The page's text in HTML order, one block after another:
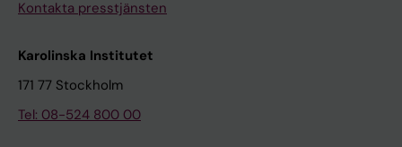
Kontakta presstjänsten
Karolinska Institutet
171 77 Stockholm
Tel: 08-524 800 00